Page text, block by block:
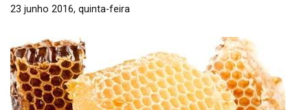
23 junho 2016, quinta-feira